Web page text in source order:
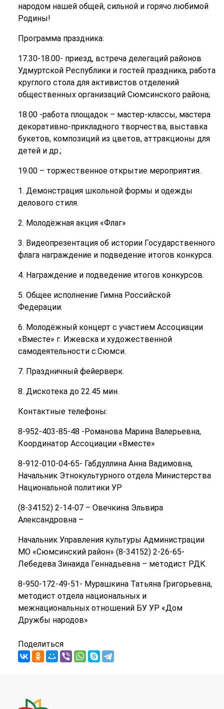
народом нашей общей, сильной и горячо любимой
Родины!
Программа праздника:
17.30-18.00- приезд, встреча делегаций районов
Удмуртской Республики и гостей праздника, работа
круглого стола для активистов отделений
общественных организаций Сюмсинского района;
18.00 -работа площадок – мастер-классы, мастера
декоративно-прикладного творчества, выставка
букетов, композиций из цветов, аттракционы для
детей и др.;
19.00 – торжественное открытие мероприятия.
1. Демонстрация школьной формы и одежды
делового стиля.
2. Молодёжная акция «Флаг»
3. Видеопрезентация об истории Государственного
флага награждение и подведение итогов конкурса.
4. Награждение и подведение итогов конкурсов.
5. Общее исполнение Гимна Российской
Федерации.
6. Молодёжный концерт с участием Ассоциации
«Вместе» г. Ижевска и художественной
самодеятельности с.Сюмси.
7. Праздничный фейерверк.
8. Дискотека до 22.45 мин.
Контактные телефоны:
8-952-403-85-48 -Романова Марина Валерьевна,
Координатор Ассоциации «Вместе»
8-912-010-04-65- Габдуллина Анна Вадимовна,
Начальник Этнокультурного отдела Министерства
Национальной политики УР
(8-34152) 2-14-07 – Овечкина Эльвира
Александровна –
Начальник Управления культуры Администрации
МО «Сюмсинский район» (8-34152) 2-26-65-
Лебедева Зинаида Геннадьевна – методист РДК.
8-950-172-49-51- Мурашкина Татьяна Григорьевна,
методист отдела национальных и
межнациональных отношений БУ УР «Дом
Дружбы народов»
Поделиться